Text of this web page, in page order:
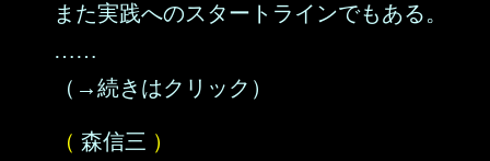
また実践へのスタートラインでもある。
……
（→続きはクリック）
（ 森信三 ）